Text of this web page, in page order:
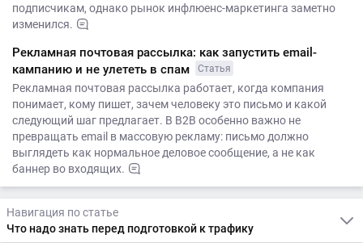
подписчикам, однако рынок инфлюенс-маркетинга заметно
изменился.
Рекламная почтовая рассылка: как запустить email-
кампанию и не улететь в спам
Статья
Рекламная почтовая рассылка работает, когда компания
понимает, кому пишет, зачем человеку это письмо и какой
следующий шаг предлагает. В B2B особенно важно не
превращать email в массовую рекламу: письмо должно
выглядеть как нормальное деловое сообщение, а не как
баннер во входящих.
Навигация по статье
Что надо знать перед подготовкой к трафику